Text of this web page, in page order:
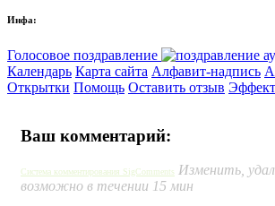
Инфа:
Голосовое поздравление
Календарь Карта сайта Алфавит-надпись
Открытки Помощь Оставить отзыв
Ваш комментарий:
Система комментирования SigComments Изменить,
возможно в течении 15 мин